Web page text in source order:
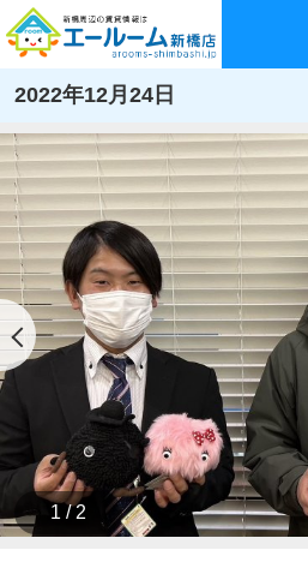
2022年12月24日
1 / 2